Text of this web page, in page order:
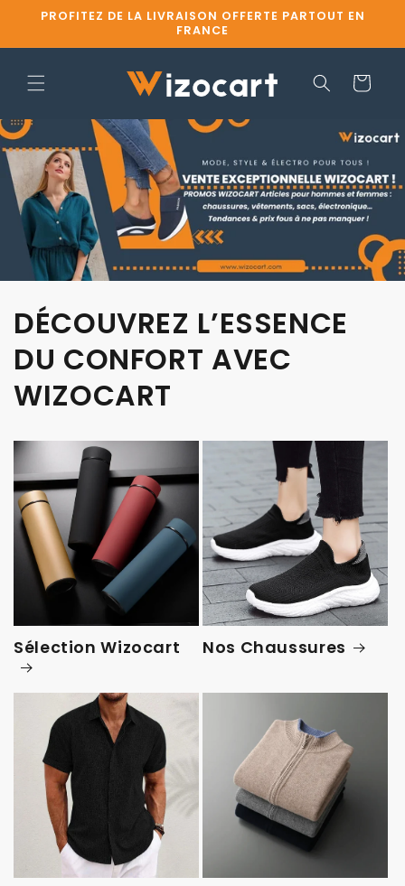
passer
contenu
PROFITEZ DE LA LIVRAISON OFFERTE PARTOUT EN
FRANCE
Panier
DÉCOUVREZ L’ESSENCE
DU CONFORT AVEC
WIZOCART
Sélection Wizocart Nos Chaussures